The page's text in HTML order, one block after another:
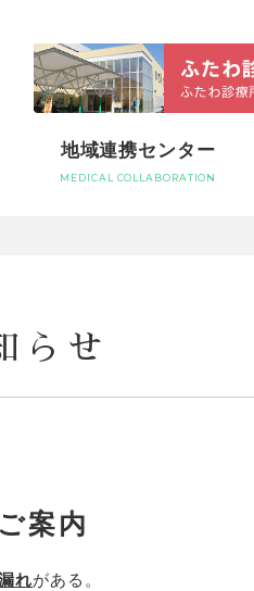
地域連携センター
MEDICAL COLLABORATION
らせ
案内
れがある。